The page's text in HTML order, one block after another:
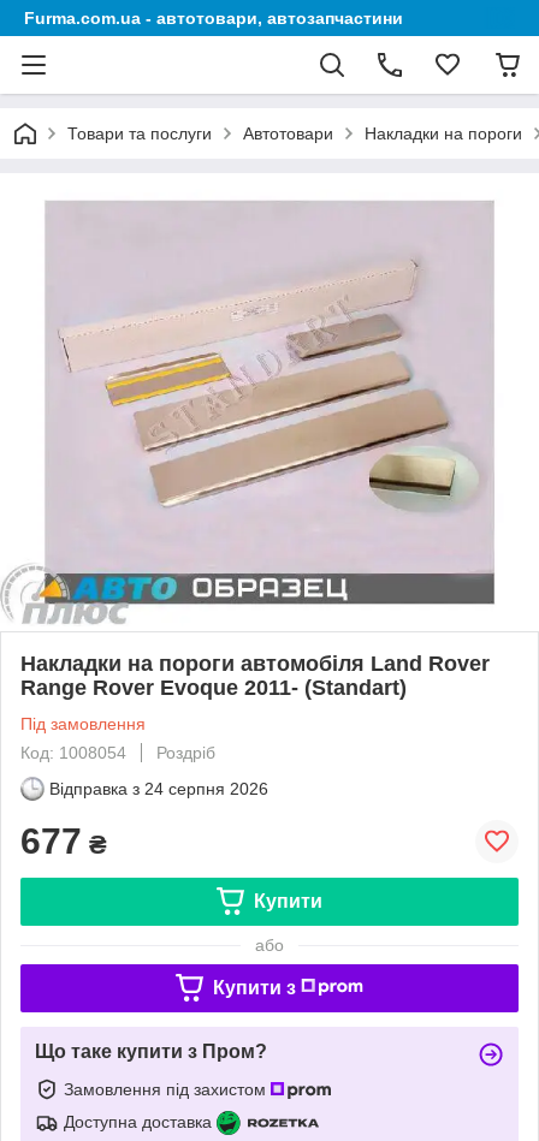
Furma.com.ua - автотовари, автозапчастини
Товари та послуги Автотовари Накладки на пороги
Накладки на пороги автомобіля Land Rover
Range Rover Evoque 2011- (Standart)
Під замовлення
Код: 1008054
Роздріб
Відправка з 24 серпня 2026
677 ₴
Купити
або
Купити з
Що таке купити з Пром?
Замовлення під захистом
Доступна доставка